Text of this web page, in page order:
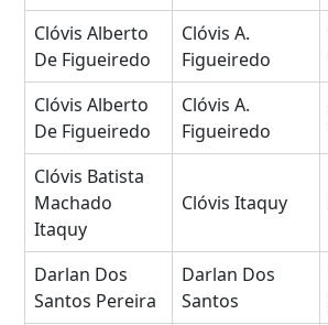
Clóvis Alberto
De Figueiredo
Clóvis A.
Figueiredo
Clóvis Alberto
De Figueiredo
Clóvis A.
Figueiredo
Clóvis Batista
Machado
Itaquy
Clóvis Itaquy
Darlan Dos
Santos Pereira
Darlan Dos
Santos